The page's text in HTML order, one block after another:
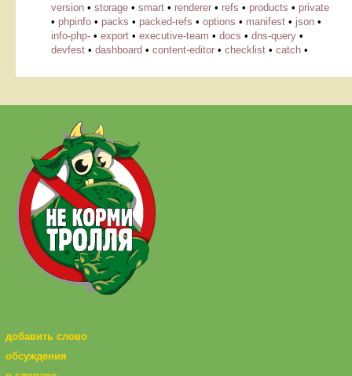
version • storage • smart • renderer • refs • products • private
• phpinfo • packs • packed-refs • options • manifest • json •
info-php- • export • executive-team • docs • dns-query •
devfest • dashboard • content-editor • checklist • catch •
добавить слово
обсуждения